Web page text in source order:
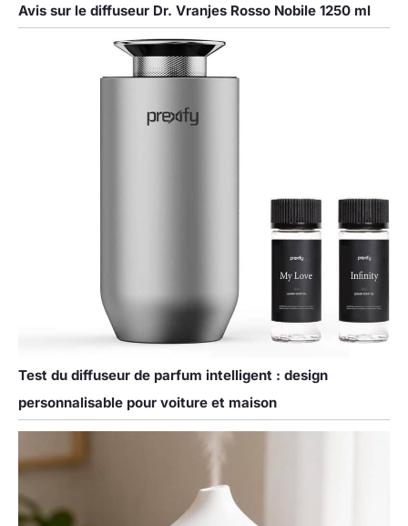
Avis sur le diffuseur Dr. Vranjes Rosso Nobile 1250 ml
Test du diffuseur de parfum intelligent : design
personnalisable pour voiture et maison